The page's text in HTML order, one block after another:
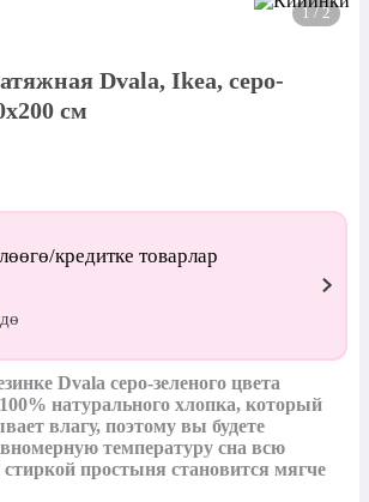
1 / 2
Dvala, Ikea, серо-
см
кредитке товарлар
Dvala серо-зеленого цвета
натурального хлопка, который
влагу, поэтому вы будете
температуру сна всю
простыня становится мягче